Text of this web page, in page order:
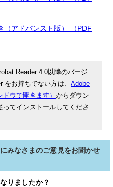
アドバンスト版） （PDF
Reader 4.0以降のバージ
をお持ちでない方は、Adobe
ドウで開きます）からダウン
てインストールしてくださ
みなさまのご意見をお聞かせ
りましたか？